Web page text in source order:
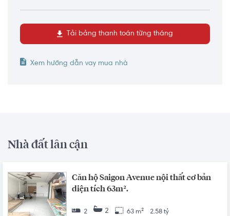
Tải bảng thanh toán từng tháng
Xem hướng dẫn vay mua nhà
Nhà đất lân cận
Căn hộ Saigon Avenue nội thất cơ bản
diện tích 63m².
2 2 63 m² 2.58 tỷ